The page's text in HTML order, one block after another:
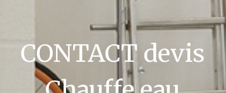
CONTACT devis